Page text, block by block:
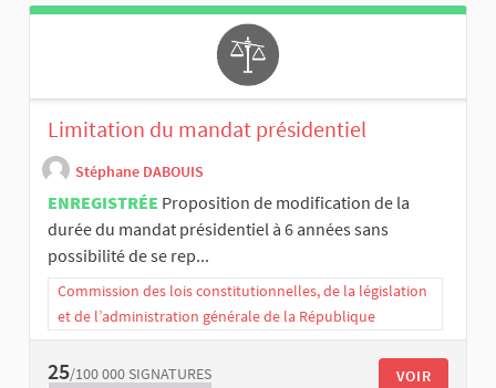
Limitation du mandat présidentiel
Stéphane DABOUIS
ENREGISTRÉE Proposition de modification de la
durée du mandat présidentiel à 6 années sans
possibilité de se rep...
Commission des lois constitutionnelles, de la législation
et de l’administration générale de la République
25/100 000 SIGNATURES VOIR